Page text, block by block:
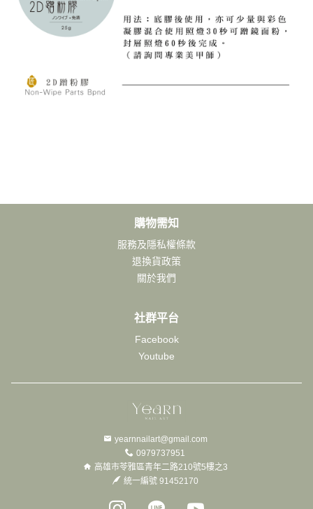
購物需知
服務及隱私權條款
退換貨政策
關於我們
社群平台
Facebook
Youtube
yearnnailart@gmail.com
0979737951
高雄市苓雅區青年二路210號5樓之3
統一編號 91452170
Instagram page
Line pageYoutube page